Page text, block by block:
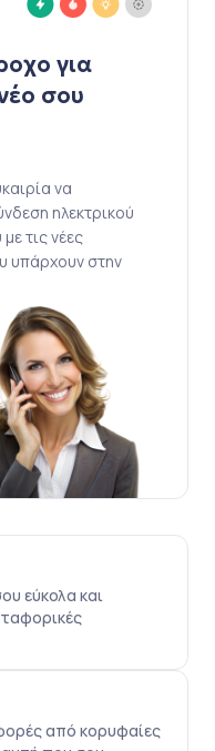
για
σου
να
ηλεκτρικού
τις νέες
υπάρχουν στην
εύκολα και
από κορυφαίες